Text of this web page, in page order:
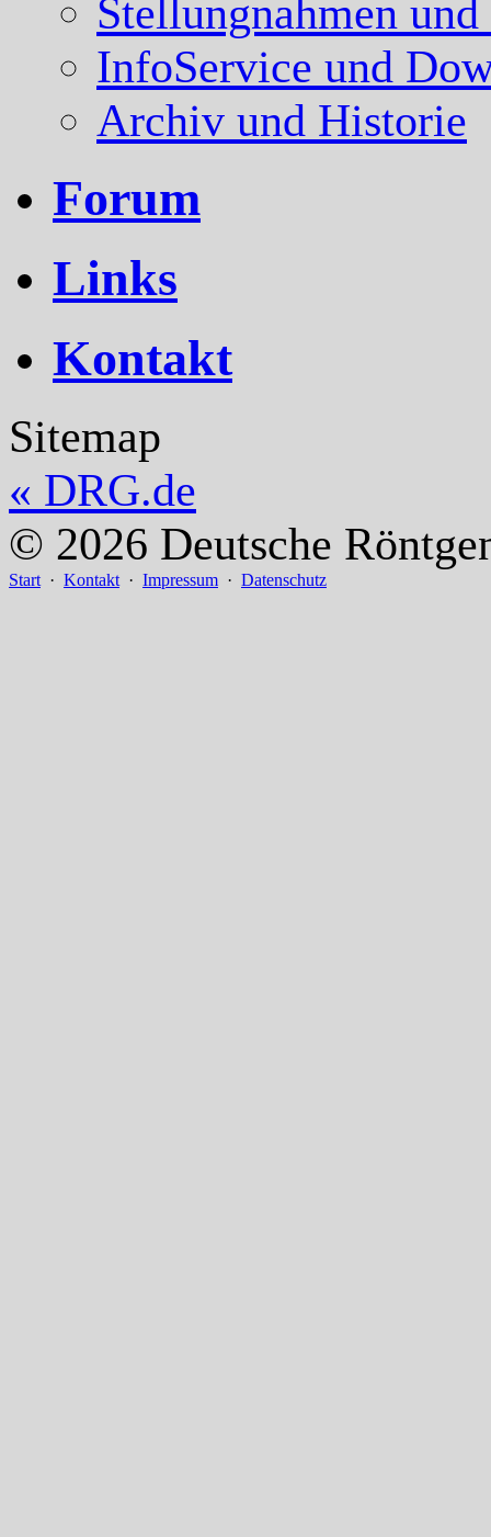
Stellungnahmen
InfoService und
Archiv und Historie
Forum
Links
Kontakt
Sitemap
« DRG.de
© 2026 Deutsche
Start · Kontakt · Impressum · Datenschutz